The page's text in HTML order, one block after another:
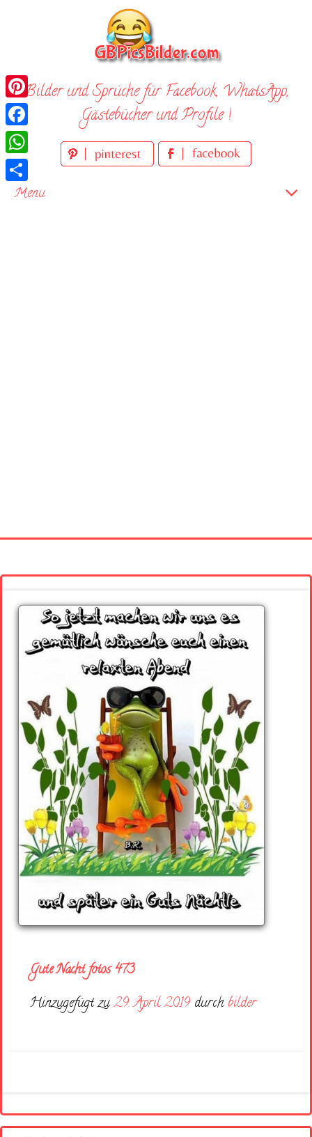
Bilder und Sprüche für Facebook, WhatsApp,
Gästebücher und Profile !
Menu
Gute Nacht fotos 473
Hinzugefügt zu29. April 2019 durch bilder
Pinterest
Facebook
WhatsApp
Teilen